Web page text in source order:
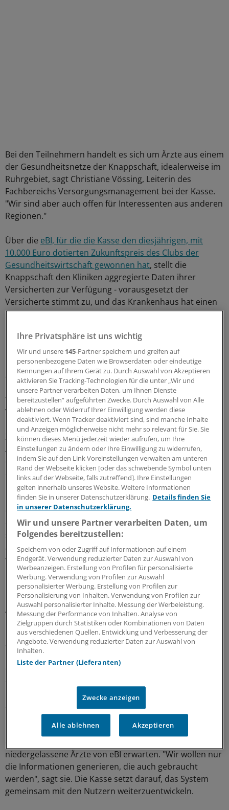
Bei den Teilnehmern handelt es sich um Ärzte aus einem
der Gesundheitsnetze der Knappschaft, idealerweise im
Ruhrgebiet, sagt Christiane Vössing, Leiterin des
Fachbereichs Versorgungsmanagement bei der Kasse.
"Wir sind aber auch offen für Interessenten aus anderen
Regionen."
Über die eBI, für die die Kasse den diesjährigen, mit
10.000 Euro dotierten Zukunftspreis des Clubs der
Gesundheitswirtschaft gewonnen hat, stellt die
Knappschaft den Kliniken aggregierte Daten ihrer
Versicherten zur Verfügung - vorausgesetzt der
Versicherte stimmt zu, und das Krankenhaus hat einen
Kooperationsvertrag mit der Kasse abgeschlossen.
Nutzung ihrer Daten einverstanden erklärt.
Die Datenübertragung erfolgt durch eine gesicherte und
authentifizierte Kommunikation mit einem Webservice.
"Die Kliniken bekommen einen sicheren Zugang, der
Webservice ist nicht von außen zugänglich", erläutert
Vössing.
Zu den über eBI bereit gestellten Daten gehören
Angaben zu den ambulant behandelnden Ärzten und
den verordneten Arzneimitteln. Ein wesentliches Ziel von
eBI ist die Verbesserung der Arzneimitteltherapie.
Neben der Übersicht über die Medikation ermöglicht eBI
den Ärzten im Krankenhaus und bald auch in der Praxis
die Erstellung eines Arzneimittelchecks. Dafür müssen
sie sich vom Patienten bestätigen lassen, dass er die
aufgeführten Medikamente tatsächlich nimmt und
weitere Angaben von ihm einholen. "Für einen qualitativ
hochwertigen Medikationscheck benötigen Sie die
Dosierung", betont Vössing.
Arznei-Check erfolgt in Sekunden
Hat eine Klinik einen Medikationscheck gemacht, kann
auch der niedergelassene Arzt, der mit eBI arbeitet, den
Inhalt einsehen. "Nach einer gewissen Zeit muss er dann
die Möglichkeit haben, mit den aktuellen Informationen
Medikations-Checks über eBI erfolgt in
Sekundenschnelle, sagt sie.
In der jetzt anstehenden Pilotphase in den Praxen will
niedergelassene Ärzte von eBI erwarten. "Wir wollen nur
die Informationen generieren, die auch gebraucht
werden", sagt sie. Die Kasse setzt darauf, das System
gemeinsam mit den Nutzern weiterzuentwickeln.
Ihre Privatsphäre ist uns wichtig
Wir und unsere 145-Partner speichern und greifen auf
personenbezogene Daten wie Browserdaten oder eindeutige
Kennungen auf Ihrem Gerät zu. Durch Auswahl von Akzeptieren
aktivieren Sie Tracking-Technologien für die unter „Wir und
unsere Partner verarbeiten Daten, um Ihnen Dienste
bereitzustellen“ aufgeführten Zwecke. Durch Auswahl von Alle
ablehnen oder Widerruf Ihrer Einwilligung werden diese
deaktiviert. Wenn Tracker deaktiviert sind, sind manche Inhalte
und Anzeigen möglicherweise nicht mehr so relevant für Sie. Sie
können dieses Menü jederzeit wieder aufrufen, um Ihre
Einstellungen zu ändern oder Ihre Einwilligung zu widerrufen,
indem Sie auf den Link Voreinstellungen verwalten am unteren
Rand der Webseite klicken [oder das schwebende Symbol unten
links auf der Webseite, falls zutreffend]. Ihre Einstellungen
gelten innerhalb unseres Website. Weitere Informationen
finden Sie in unserer Datenschutzerklärung. Details finden Sie
in unserer Datenschutzerklärung.
Wir und unsere Partner verarbeiten Daten, um
Folgendes bereitzustellen:
Speichern von oder Zugriff auf Informationen auf einem
Endgerät. Verwendung reduzierter Daten zur Auswahl von
Werbeanzeigen. Erstellung von Profilen für personalisierte
Werbung. Verwendung von Profilen zur Auswahl
personalisierter Werbung. Erstellung von Profilen zur
Personalisierung von Inhalten. Verwendung von Profilen zur
Auswahl personalisierter Inhalte. Messung der Werbeleistung.
Messung der Performance von Inhalten. Analyse von
Zielgruppen durch Statistiken oder Kombinationen von Daten
aus verschiedenen Quellen. Entwicklung und Verbesserung der
Angebote. Verwendung reduzierter Daten zur Auswahl von
Inhalten.
Liste der Partner (Lieferanten)
Zwecke anzeigen
Alle ablehnen Akzeptieren